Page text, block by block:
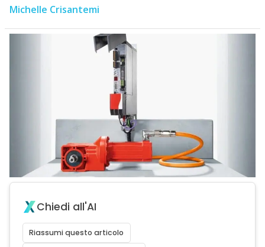
Michelle Crisantemi
Chiedi all'AI
Riassumi questo articolo